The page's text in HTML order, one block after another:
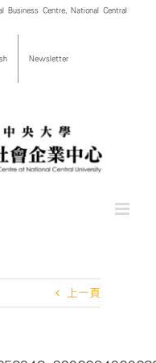
Centre, National Central
Newsletter
上一頁